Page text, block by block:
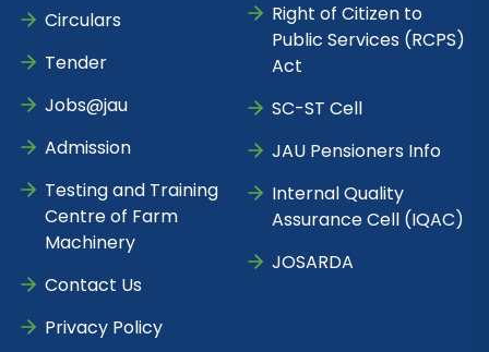
Circulars
Tender
Jobs@jau
Admission
Testing and Training
Centre of Farm
Machinery
Contact Us
Privacy Policy
Right of Citizen to
Public Services (RCPS)
Act
SC-ST Cell
JAU Pensioners Info
Internal Quality
Assurance Cell (IQAC)
JOSARDA